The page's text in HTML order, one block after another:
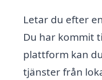
Letar du efter
Du har kommit
plattform kan
tjänster från